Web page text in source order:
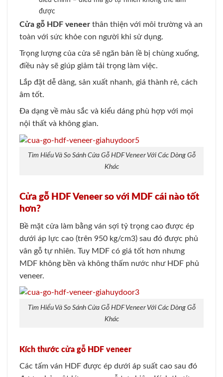
được
Cửa gỗ HDF veneer thân thiện với môi trường và an
toàn với sức khỏe con người khi sử dụng.
Trọng lượng của cửa sẽ ngăn bản lề bị chùng xuống,
điều này sẽ giúp giảm tải trọng làm việc.
Lắp đặt dễ dàng, sản xuất nhanh, giá thành rẻ, cách
âm tốt.
Đa dạng về màu sắc và kiểu dáng phù hợp với mọi
nội thất và không gian.
Tìm Hiểu Và So Sánh Cửa Gỗ HDF Veneer Với Các Dòng Gỗ
Khác
Cửa gỗ HDF Veneer so với MDF cái nào tốt
hơn?
Bề mặt cửa làm bằng ván sợi tỷ trọng cao được ép
dưới áp lực cao (trên 950 kg/cm3) sau đó được phủ
vân gỗ tự nhiên. Tuy MDF có giá tốt hơn nhưng
MDF không bền và không thấm nước như HDF phủ
veneer.
Tìm Hiểu Và So Sánh Cửa Gỗ HDF Veneer Với Các Dòng Gỗ
Khác
Kích thước cửa gỗ HDF veneer
Các tấm ván HDF được ép dưới áp suất cao sau đó